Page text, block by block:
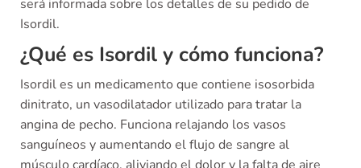
será informada sobre los detalles de su pedido de
Isordil.
¿Qué es Isordil y cómo funciona?
Isordil es un medicamento que contiene isosorbida
dinitrato, un vasodilatador utilizado para tratar la
angina de pecho. Funciona relajando los vasos
sanguíneos y aumentando el flujo de sangre al